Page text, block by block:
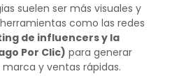
suelen ser más visuales y
como las redes
de influencers y la
Por Clic) para generar
y ventas rápidas.